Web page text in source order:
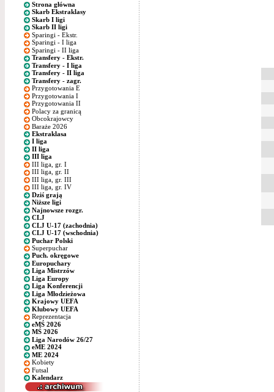
Strona główna
Skarb Ekstraklasy
Skarb I ligi
Skarb II ligi
Sparingi - Ekstr.
Sparingi - I liga
Sparingi - II liga
Transfery - Ekstr.
Transfery - I liga
Transfery - II liga
Transfery - zagr.
Przygotowania E
Przygotowania I
Przygotowania II
Polacy za granicą
Obcokrajowcy
Baraże 2026
Ekstraklasa
I liga
II liga
III liga
III liga, gr. I
III liga, gr. II
III liga, gr. III
III liga, gr. IV
Dziś grają
Niższe ligi
Najnowsze rozgr.
CLJ
CLJ U-17 (zachodnia)
CLJ U-17 (wschodnia)
Puchar Polski
Superpuchar
Puch. okręgowe
Europuchary
Liga Mistrzów
Liga Europy
Liga Konferencji
Liga Młodzieżowa
Krajowy UEFA
Klubowy UEFA
Reprezentacja
eMŚ 2026
MŚ 2026
Liga Narodów 26/27
eME 2024
ME 2024
Kobiety
Futsal
Kalendarz